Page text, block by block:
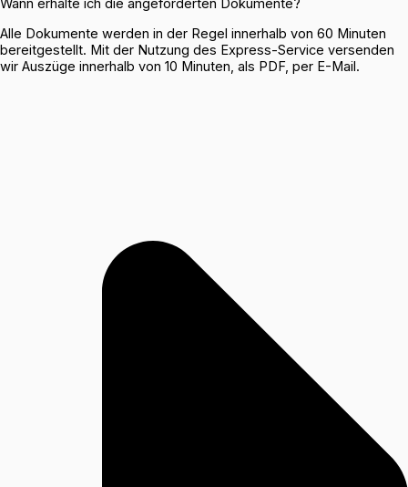
Wann erhalte ich die angeforderten Dokumente?
Alle Dokumente werden in der Regel innerhalb von 60 Minuten
bereitgestellt. Mit der Nutzung des Express-Service versenden
wir Auszüge innerhalb von 10 Minuten, als PDF, per E-Mail.